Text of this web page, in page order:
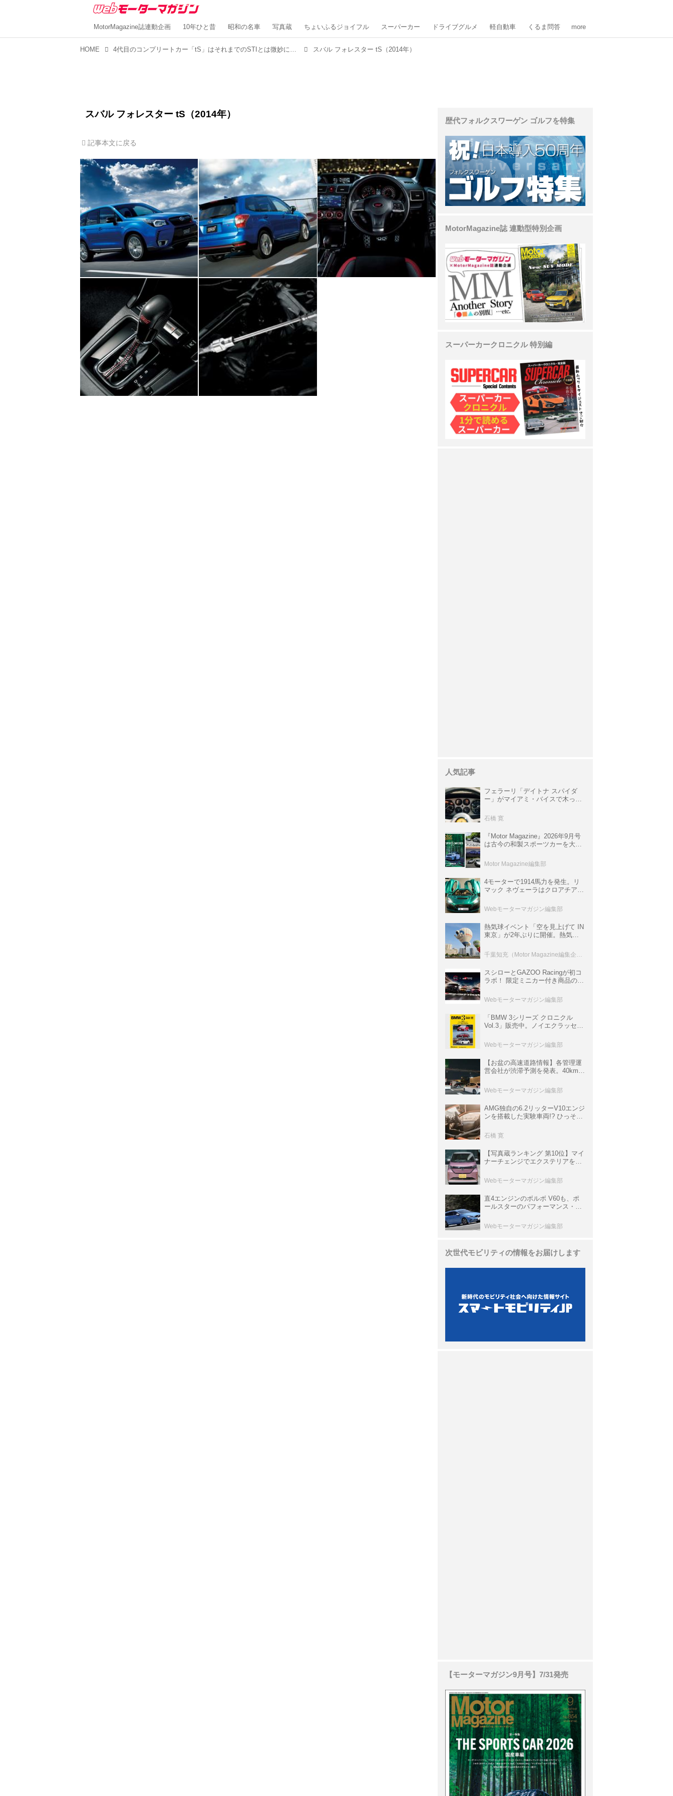
MotorMagazine誌連動企画 10年ひと昔 昭和の名車 写真蔵 ちょいふるジョイフル スーパーカー ドライブグルメ 軽自動車 くるま問答 more
HOME 4代目のコンプリートカー「tS」はそれまでのSTIとは微妙に性格が違っていた【スバル フォレスター 進化の系譜⑧】 スバル フォレスター tS（2014年）
スバル フォレスター tS（2014年）
記事本文に戻る
歴代フォルクスワーゲン ゴルフを特集
MotorMagazine誌 連動型特別企画
スーパーカークロニクル 特別編
人気記事
フェラーリ「デイトナ スパイダ
ー」がマイアミ・バイスで木っ端
サ」に化けた理由
石橋 寛
『Motor Magazine』2026年9月号
は古今の和製スポーツカーを大特
情報も満載
Motor Magazine編集部
4モーターで1914馬力を発生。リ
マック ネヴェーラはクロアチア発
ロニクル・完全版／115】
Webモーターマガジン編集部
熱気球イベント「空を見上げて IN
東京」が2年ぶりに開催。熱気球
室などのコンテンツも
スシローとGAZOO Racingが初コ
ラボ！ 限定ミニカー付き商品の
ト体験があたる抽選企画などを展
開
Webモーターマガジン編集部
「BMW 3シリーズ クロニクル
Vol.3」販売中。ノイエクラッセか
ムック
Webモーターマガジン編集部
【お盆の高速道路情報】各管理運
営会社が渋滞予測を発表。40km以
数ある
Webモーターマガジン編集部
AMG独自の6.2リッターV10エンジ
ンを搭載した実験車両!? ひっそり
P900 プロトタイプ」とは
石橋 寛
【写真蔵ランキング 第10位】マイ
ナーチェンジでエクステリアを刷
クラ」
Webモーターマガジン編集部
直4エンジンのボルボ V60も、ポ
ールスターのパフォーマンス・パ
と昔の新車】
Webモーターマガジン編集部
次世代モビリティの情報をお届けします
【モーターマガジン9月号】7/31発売